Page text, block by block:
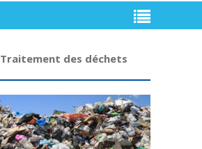
Traitement des déchets